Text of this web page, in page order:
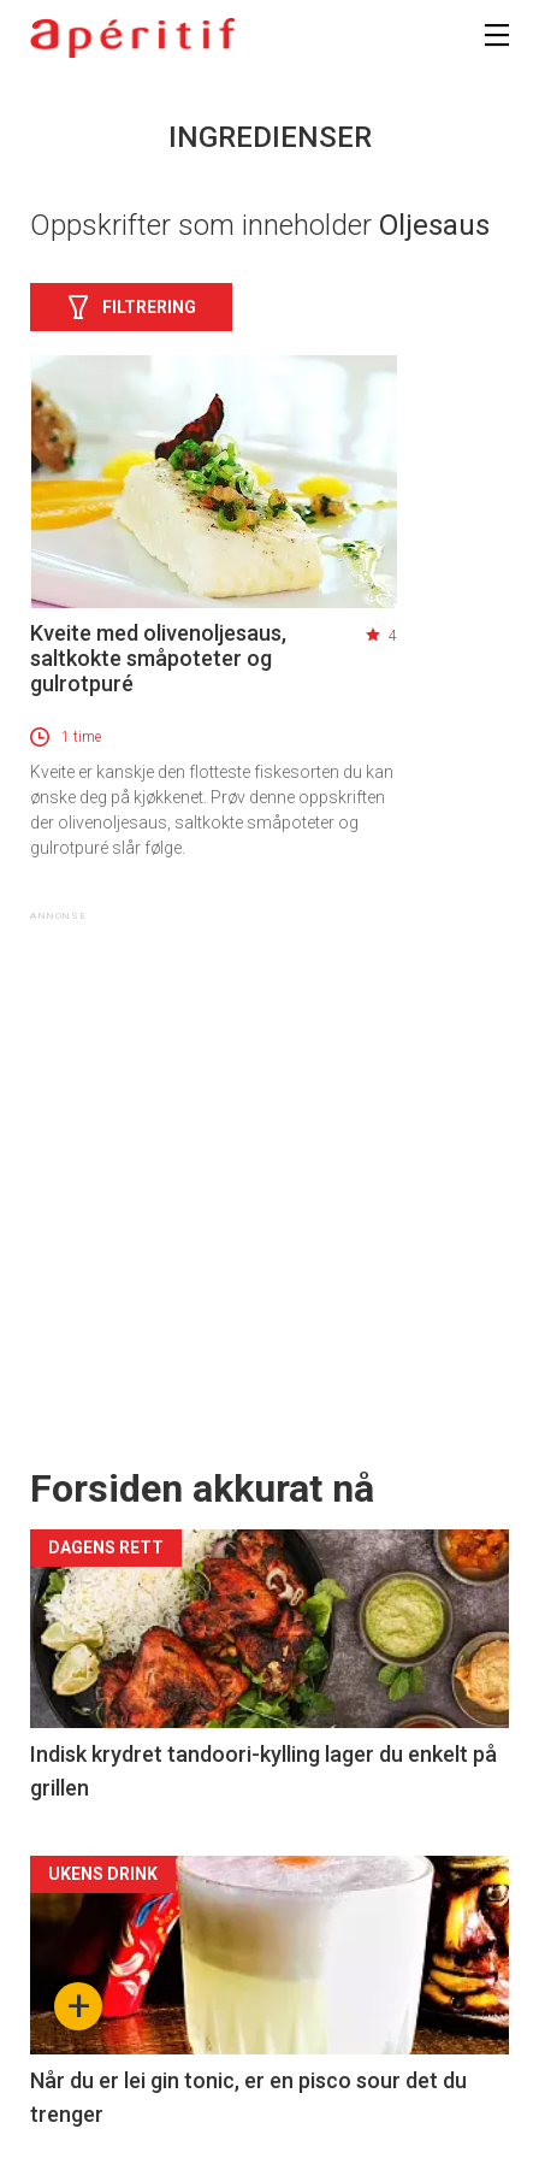
INGREDIENSER
Oppskrifter som inneholder Oljesaus
FILTRERING
Kveite med olivenoljesaus,
saltkokte småpoteter og
gulrotpuré
4
1 time
Kveite er kanskje den flotteste fiskesorten du kan
ønske deg på kjøkkenet. Prøv denne oppskriften
der olivenoljesaus, saltkokte småpoteter og
gulrotpuré slår følge.
Forsiden akkurat nå
DAGENS RETT
Indisk krydret tandoori-kylling lager du enkelt på
grillen
Forsiden
akkurat
nå
-
2
+
UKENS DRINK
Når du er lei gin tonic, er en pisco sour det du
trenger